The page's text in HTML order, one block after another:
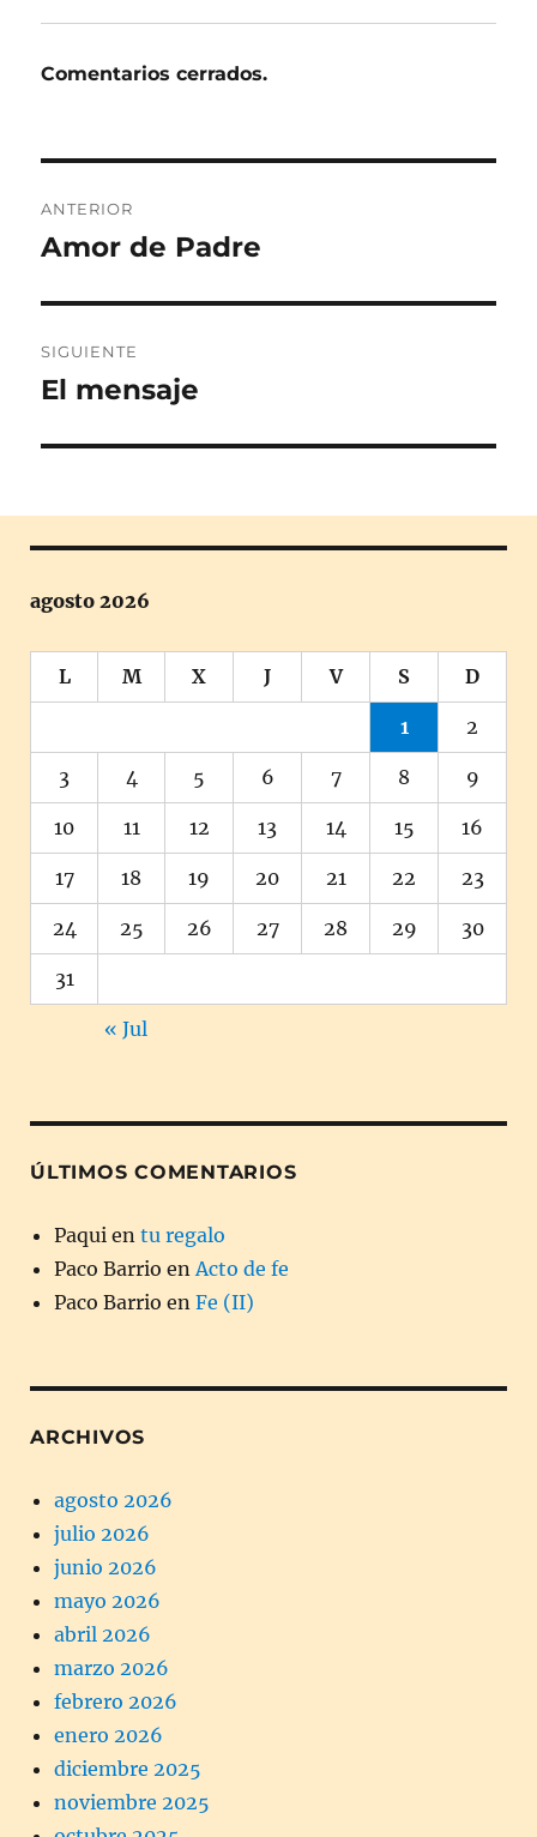
Comentarios cerrados.
de
ANTERIOR
Entrada
Amor de Padre
SIGUIENTE
Entrada
El mensaje
agosto 2026
L M X J V S D
1 2
3 4 5 6 7 8 9
10 11 12 13 14 15 16
17 18 19 20 21 22 23
24 25 26 27 28 29 30
31
« Jul
ÚLTIMOS COMENTARIOS
Paqui en tu regalo
Paco Barrio enActo de fe
Paco Barrio en Fe (II)
ARCHIVOS
agosto 2026
julio 2026
junio 2026
mayo 2026
abril 2026
marzo 2026
febrero 2026
enero 2026
diciembre 2025
noviembre 2025